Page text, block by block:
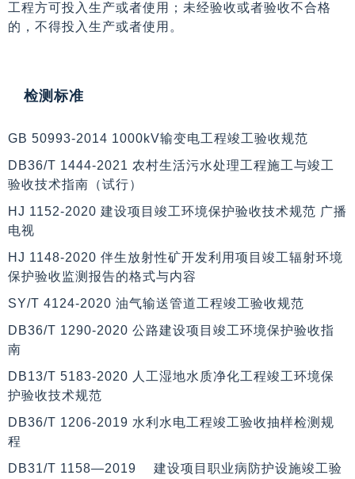
工程方可投入生产或者使用；未经验收或者验收不合格
的，不得投入生产或者使用。
检测标准
GB 50993-2014 1000kV输变电工程竣工验收规范
DB36/T 1444-2021 农村生活污水处理工程施工与竣工
验收技术指南（试行）
HJ 1152-2020 建设项目竣工环境保护验收技术规范 广播
电视
HJ 1148-2020 伴生放射性矿开发利用项目竣工辐射环境
保护验收监测报告的格式与内容
SY/T 4124-2020 油气输送管道工程竣工验收规范
DB36/T 1290-2020 公路建设项目竣工环境保护验收指
南
DB13/T 5183-2020 人工湿地水质净化工程竣工环境保
护验收技术规范
DB36/T 1206-2019 水利水电工程竣工验收抽样检测规
程
DB31/T 1158—2019 建设项目职业病防护设施竣工验